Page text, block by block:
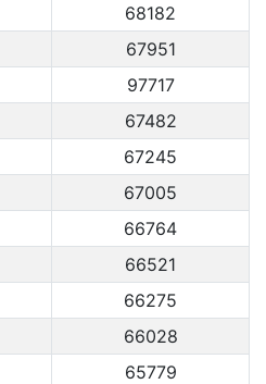
68182
67951
97717
67482
67245
67005
66764
66521
66275
66028
65779